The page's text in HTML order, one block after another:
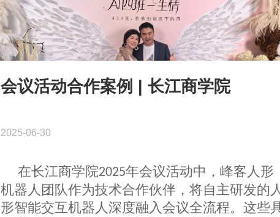
会议活动合作案例 | 长江商学院
2025-06-30
在长江商学院2025年会议活动中， 峰客人形
机器人团队作为技术合作伙伴，将自主研发的
形智能交互机器人深度融入会议全流程。这些